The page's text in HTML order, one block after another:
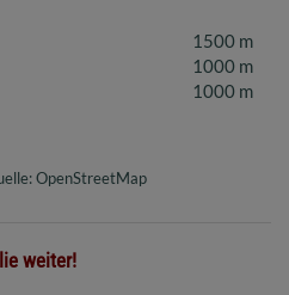
1500 m
1000 m
1000 m
OpenStreetMap
weiter!